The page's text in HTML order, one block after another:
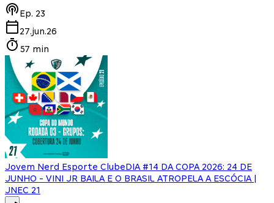
Ep. 23
27.jun.26
57 min
Jovem Nerd Esporte ClubeDIA #14 DA COPA 2026: 24 DE
JUNHO - VINI JR BAILA E O BRASIL ATROPELA A ESCÓCIA |
JNEC 21